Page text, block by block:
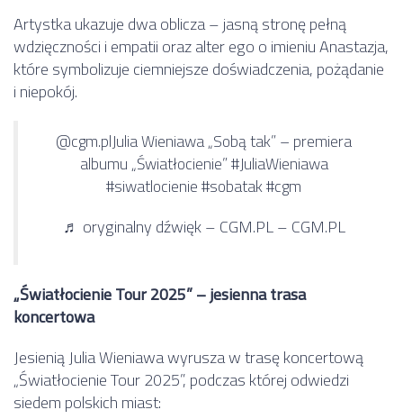
Artystka ukazuje dwa oblicza – jasną stronę pełną
wdzięczności i empatii oraz alter ego o imieniu Anastazja,
które symbolizuje ciemniejsze doświadczenia, pożądanie
i niepokój.
@cgm.plJulia Wieniawa „Sobą tak” – premiera
albumu „Światłocienie” #JuliaWieniawa
#siwatlocienie #sobatak #cgm
♬ oryginalny dźwięk – CGM.PL – CGM.PL
„Światłocienie Tour 2025” – jesienna trasa
koncertowa
Jesienią Julia Wieniawa wyrusza w trasę koncertową
„Światłocienie Tour 2025”, podczas której odwiedzi
siedem polskich miast: